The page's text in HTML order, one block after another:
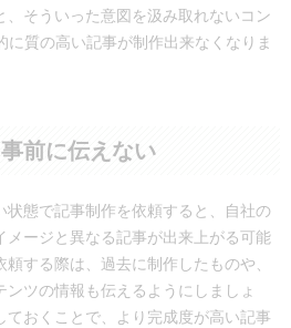
そういった意図を汲み取れないコン
に質の高い記事が制作出来なくなりま
前に伝えない
態で記事制作を依頼すると、自社の
メージと異なる記事が出来上がる可能
する際は、過去に制作したものや、
ツの情報も伝えるようにしましょ
ておくことで、より完成度が高い記事